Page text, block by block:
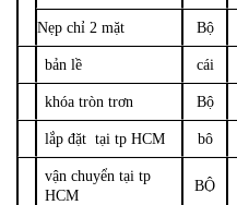
Nẹp chỉ 2 mặt Bộ
bản lề cái
khóa tròn trơn Bộ
lắp đặt tại tp HCM bô
vận chuyển tại tp
HCM
BỘ